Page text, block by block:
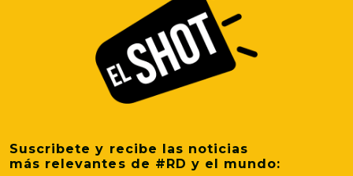
Suscribete y recibe las noticias
más relevantes de #RD y el mundo: